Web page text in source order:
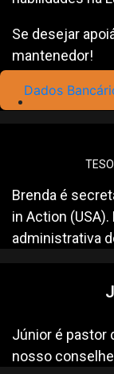
Se desejar
mantenedor!
Dados
Brenda é
in Action
administrativa
Júnior é pastor
nosso